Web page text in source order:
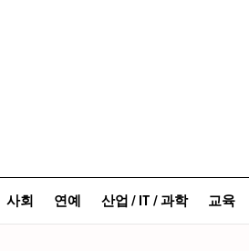
사회 연예 산업 / IT / 과학 교육